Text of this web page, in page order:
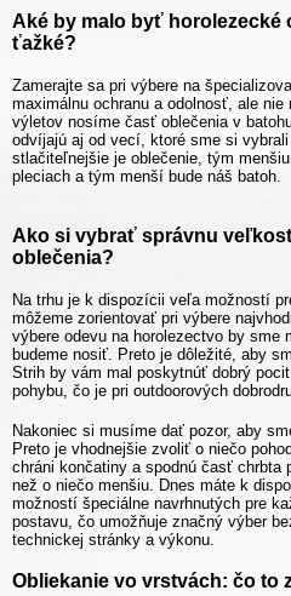
Aké by malo byť horolezecké
ťažké?
Zamerajte sa pri výbere na
maximálnu ochranu a odolnosť, ale
výletov nosíme časť oblečenia v
odvíjajú aj od vecí, ktoré sme si
stlačiteľnejšie je oblečenie, tým
pleciach a tým menší bude náš batoh.
Ako si vybrať správnu
oblečenia?
Na trhu je k dispozícii veľa možností
môžeme zorientovať pri výbere
výbere odevu na horolezectvo by sme
budeme nosiť. Preto je dôležité, aby
Strih by vám mal poskytnúť dobrý
pohybu, čo je pri outdoorových
Nakoniec si musíme dať pozor, aby
Preto je vhodnejšie zvoliť o niečo
chráni končatiny a spodnú časť chrbta
než o niečo menšiu. Dnes máte k
možností špeciálne navrhnutých pre
postavu, čo umožňuje značný výber
technickej stránky a výkonu.
Obliekanie vo vrstvách: čo to